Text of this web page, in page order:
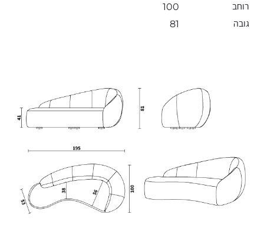
רוחב
100
גובה
81